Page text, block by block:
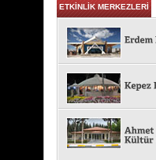
ETKİNLİK MERKEZLERİ